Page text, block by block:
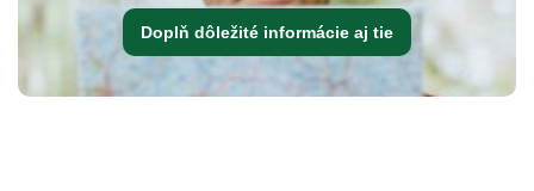
Doplň dôležité informácie aj tie